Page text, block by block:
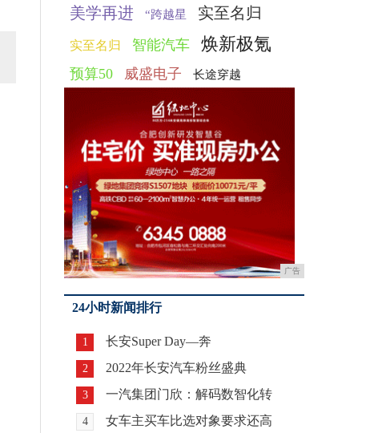
美学再进 “跨越星 实至名归
实至名归 智能汽车 焕新极氪
预算50 威盛电子 长途穿越
广告
24小时新闻排行
1 长安Super Day—奔
2 2022年长安汽车粉丝盛典
3 一汽集团门欣：解码数智化转
4 女车主买车比选对象要求还高